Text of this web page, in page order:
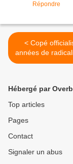
Répondre
< Copé officialise cinq
années de
l'UMP
Hébergé par
Top articles
Pages
Contact
Signaler un abus